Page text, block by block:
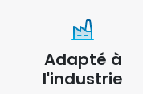
Adapté à
l'industrie